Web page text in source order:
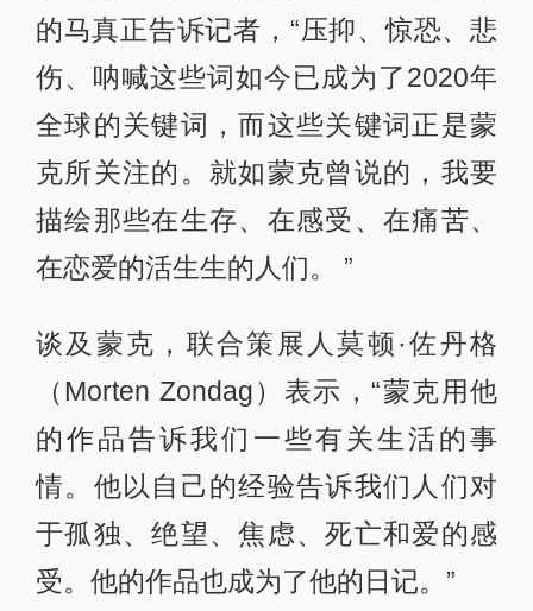
的马真正告诉记者，“压抑、惊恐、悲
伤、呐喊这些词如今已成为了2020年
全球的关键词，而这些关键词正是蒙
克所关注的。就如蒙克曾说的，我要
描绘那些在生存、在感受、在痛苦、
在恋爱的活生生的人们。 ”
谈及蒙克，联合策展人莫顿·佐丹格
（Morten Zondag）表示，“蒙克用他
的作品告诉我们一些有关生活的事
情。他以自己的经验告诉我们人们对
于孤独、绝望、焦虑、死亡和爱的感
受。他的作品也成为了他的日记。”